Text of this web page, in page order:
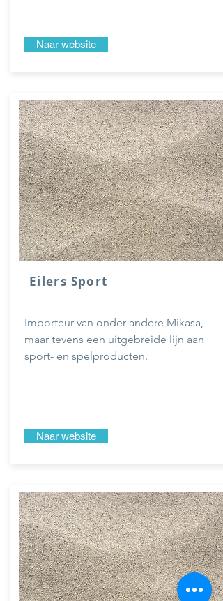
Naar website
Eilers Sport
Importeur van onder andere Mikasa,
maar tevens een uitgebreide lijn aan
sport- en spelproducten.
Naar website